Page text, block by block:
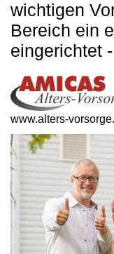
wichtigen
Bereich ein
eingerichtet
www.alters-